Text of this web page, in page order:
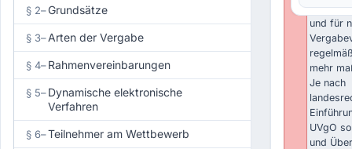
§ 2–Grundsätze
§ 3–Arten der Vergabe
§ 4–Rahmenvereinbarungen
§ 5–Dynamische elektronische
Verfahren
§ 6–Teilnehmer am Wettbewerb
und für
mehr
Je nach
UVgO
und